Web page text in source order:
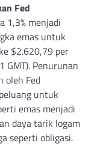
Fed
1,3% menjadi
emas untuk
$2.620,79 per
GMT). Penurunan
oleh Fed
untuk
emas menjadi
daya tarik logam
seperti obligasi.